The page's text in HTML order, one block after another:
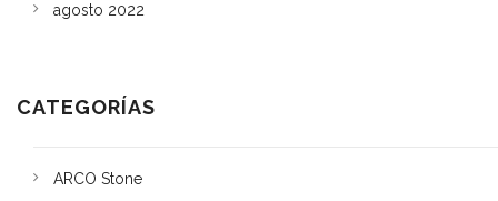
agosto 2022
CATEGORÍAS
ARCO Stone